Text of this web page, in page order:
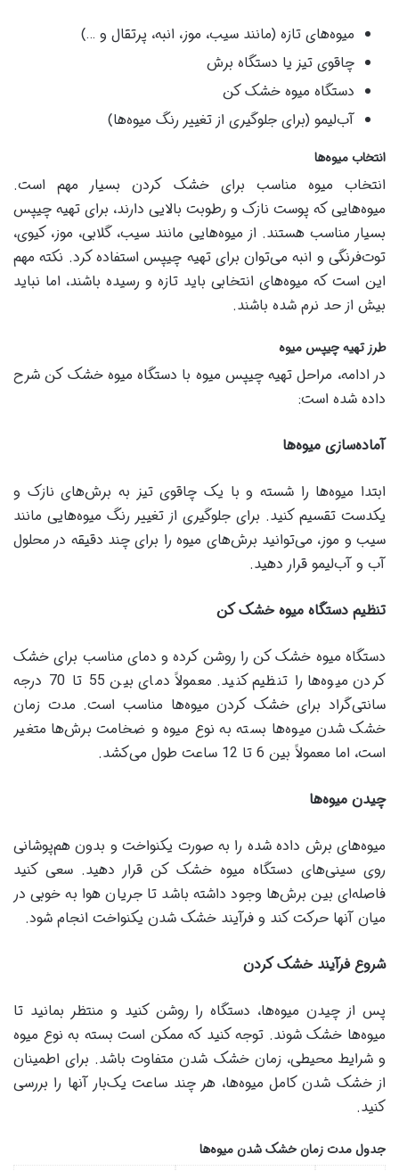
میوه‌های تازه (مانند سیب، موز، انبه، پرتقال و …)
چاقوی تیز یا دستگاه برش
دستگاه میوه خشک کن
آب‌لیمو (برای جلوگیری از تغییر رنگ میوه‌ها)
انتخاب میوه‌ها
انتخاب میوه مناسب برای خشک کردن بسیار مهم است.
میوه‌هایی که پوست نازک و رطوبت بالایی دارند، برای تهیه چیپس
بسیار مناسب هستند. از میوه‌هایی مانند سیب، گلابی، موز، کیوی،
توت‌فرنگی و انبه می‌توان برای تهیه چیپس استفاده کرد. نکته مهم
این است که میوه‌های انتخابی باید تازه و رسیده باشند، اما نباید
بیش از حد نرم شده باشند.
طرز تهیه چیپس میوه
در ادامه، مراحل تهیه چیپس میوه با دستگاه میوه خشک کن شرح
داده شده است:
آماده‌سازی میوه‌ها
ابتدا میوه‌ها را شسته و با یک چاقوی تیز به برش‌های نازک و
یکدست تقسیم کنید. برای جلوگیری از تغییر رنگ میوه‌هایی مانند
سیب و موز، می‌توانید برش‌های میوه را برای چند دقیقه در محلول
آب و آب‌لیمو قرار دهید.
تنظیم دستگاه میوه خشک کن
دستگاه میوه خشک کن را روشن کرده و دمای مناسب برای خشک
کردن میوه‌ها را تنظیم کنید. معمولاً دمای بین 55 تا 70 درجه
سانتی‌گراد برای خشک کردن میوه‌ها مناسب است. مدت زمان
خشک شدن میوه‌ها بسته به نوع میوه و ضخامت برش‌ها متغیر
است، اما معمولاً بین 6 تا 12 ساعت طول می‌کشد.
چیدن میوه‌ها
میوه‌های برش داده شده را به صورت یکنواخت و بدون هم‌پوشانی
روی سینی‌های دستگاه میوه خشک کن قرار دهید. سعی کنید
فاصله‌ای بین برش‌ها وجود داشته باشد تا جریان هوا به خوبی در
میان آنها حرکت کند و فرآیند خشک شدن یکنواخت انجام شود.
شروع فرآیند خشک کردن
پس از چیدن میوه‌ها، دستگاه را روشن کنید و منتظر بمانید تا
میوه‌ها خشک شوند. توجه کنید که ممکن است بسته به نوع میوه
و شرایط محیطی، زمان خشک شدن متفاوت باشد. برای اطمینان
از خشک شدن کامل میوه‌ها، هر چند ساعت یک‌بار آنها را بررسی
کنید.
جدول مدت زمان خشک شدن میوه‌ها